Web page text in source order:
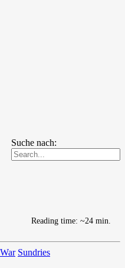
Suche nach:
Sundries
Reading time: ~24 min.